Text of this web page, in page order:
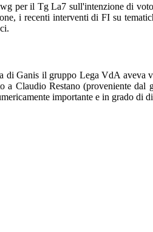
per il Tg La7 sull'intenzione di
i recenti interventi di FI su
di Ganis il gruppo Lega VdA aveva
Claudio Restano (proveniente dal
importante e in grado di